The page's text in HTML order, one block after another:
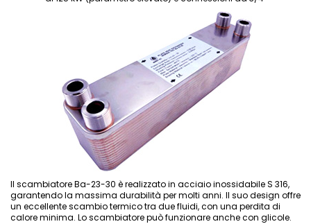
Il scambiatore Ba-23-30 è realizzato in acciaio inossidabile S 316,
garantendo la massima durabilità per molti anni. Il suo design offre
un eccellente scambio termico tra due fluidi, con una perdita di
calore minima. Lo scambiatore può funzionare anche con glicole.